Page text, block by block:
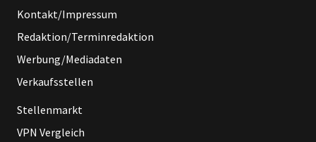
Kontakt/Impressum
Redaktion/Terminredaktion
Werbung/Mediadaten
Verkaufsstellen
Stellenmarkt
VPN Vergleich